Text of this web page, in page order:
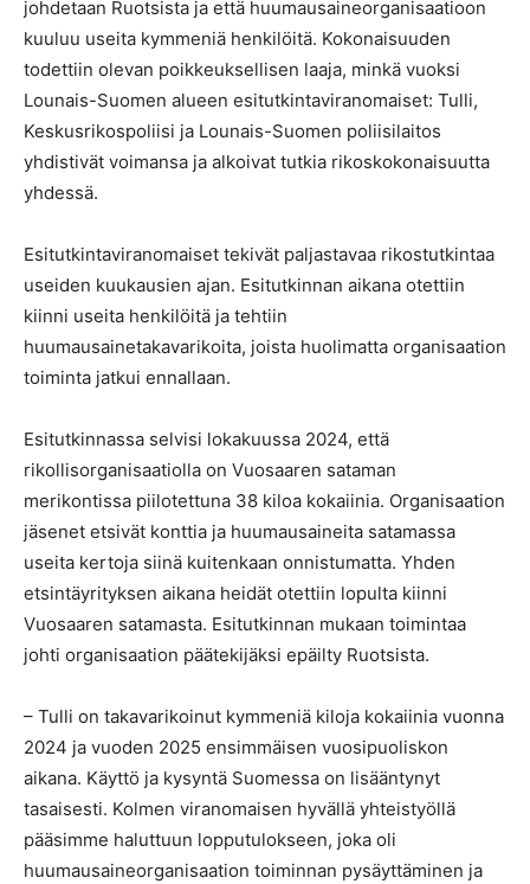
johdetaan Ruotsista ja että huumausaineorganisaatioon
kuuluu useita kymmeniä henkilöitä. Kokonaisuuden
todettiin olevan poikkeuksellisen laaja, minkä vuoksi
Lounais-Suomen alueen esitutkintaviranomaiset: Tulli,
Keskusrikospoliisi ja Lounais-Suomen poliisilaitos
yhdistivät voimansa ja alkoivat tutkia rikoskokonaisuutta
yhdessä.
Esitutkintaviranomaiset tekivät paljastavaa rikostutkintaa
useiden kuukausien ajan. Esitutkinnan aikana otettiin
kiinni useita henkilöitä ja tehtiin
huumausainetakavarikoita, joista huolimatta organisaation
toiminta jatkui ennallaan.
Esitutkinnassa selvisi lokakuussa 2024, että
rikollisorganisaatiolla on Vuosaaren sataman
merikontissa piilotettuna 38 kiloa kokaiinia. Organisaation
jäsenet etsivät konttia ja huumausaineita satamassa
useita kertoja siinä kuitenkaan onnistumatta. Yhden
etsintäyrityksen aikana heidät otettiin lopulta kiinni
Vuosaaren satamasta. Esitutkinnan mukaan toimintaa
johti organisaation päätekijäksi epäilty Ruotsista.
– Tulli on takavarikoinut kymmeniä kiloja kokaiinia vuonna
2024 ja vuoden 2025 ensimmäisen vuosipuoliskon
aikana. Käyttö ja kysyntä Suomessa on lisääntynyt
tasaisesti. Kolmen viranomaisen hyvällä yhteistyöllä
pääsimme haluttuun lopputulokseen, joka oli
huumausaineorganisaation toiminnan pysäyttäminen ja